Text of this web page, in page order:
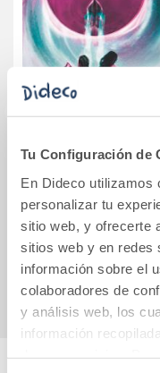
Tu Configuración de
En Dideco utilizamos
personalizar tu
sitio web, y ofrecerte
sitios web y en redes
información sobre el
colaboradores de
y análisis web, los
información
La estrella y el
vacío
14,94€
Comprar